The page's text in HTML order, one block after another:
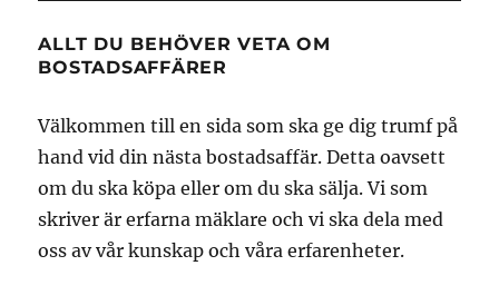
ALLT DU BEHÖVER VETA OM
BOSTADSAFFÄRER
Välkommen till en sida som ska ge dig trumf på
hand vid din nästa bostadsaffär. Detta oavsett
om du ska köpa eller om du ska sälja. Vi som
skriver är erfarna mäklare och vi ska dela med
oss av vår kunskap och våra erfarenheter.